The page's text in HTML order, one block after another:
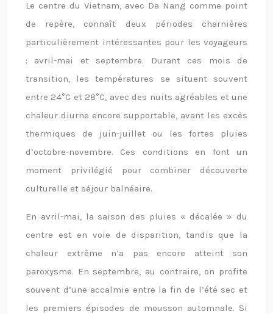
Le centre du Vietnam, avec Da Nang comme point
de repère, connaît deux périodes charnières
particulièrement intéressantes pour les voyageurs
: avril-mai et septembre. Durant ces mois de
transition, les températures se situent souvent
entre 24°C et 28°C, avec des nuits agréables et une
chaleur diurne encore supportable, avant les excès
thermiques de juin-juillet ou les fortes pluies
d’octobre-novembre. Ces conditions en font un
moment privilégié pour combiner découverte
culturelle et séjour balnéaire.
En avril-mai, la saison des pluies « décalée » du
centre est en voie de disparition, tandis que la
chaleur extrême n’a pas encore atteint son
paroxysme. En septembre, au contraire, on profite
souvent d’une accalmie entre la fin de l’été sec et
les premiers épisodes de mousson automnale. Si